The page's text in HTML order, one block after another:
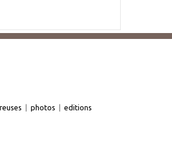
| photos | editions